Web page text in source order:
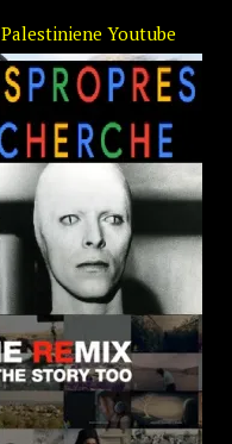
Palestiniene Youtube